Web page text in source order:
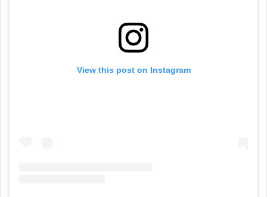
View this post on Instagram